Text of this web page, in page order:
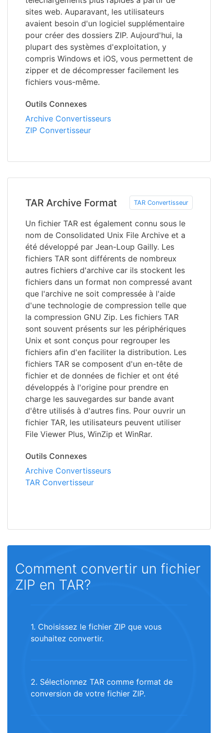
sites web. Auparavant, les utilisateurs
avaient besoin d'un logiciel supplémentaire
pour créer des dossiers ZIP. Aujourd'hui, la
plupart des systèmes d'exploitation, y
compris Windows et iOS, vous permettent de
zipper et de décompresser facilement les
fichiers vous-même.
Outils Connexes
Archive Convertisseurs
ZIP Convertisseur
TAR Archive Format TAR Convertisseur
Un fichier TAR est également connu sous le
nom de Consolidated Unix File Archive et a
été développé par Jean-Loup Gailly. Les
fichiers TAR sont différents de nombreux
autres fichiers d'archive car ils stockent les
fichiers dans un format non compressé avant
que l'archive ne soit compressée à l'aide
d'une technologie de compression telle que
la compression GNU Zip. Les fichiers TAR
sont souvent présents sur les périphériques
Unix et sont conçus pour regrouper les
fichiers afin d'en faciliter la distribution. Les
fichiers TAR se composent d'un en-tête de
fichier et de données de fichier et ont été
développés à l'origine pour prendre en
charge les sauvegardes sur bande avant
d'être utilisés à d'autres fins. Pour ouvrir un
fichier TAR, les utilisateurs peuvent utiliser
File Viewer Plus, WinZip et WinRar.
Outils Connexes
Archive Convertisseurs
TAR Convertisseur
Comment convertir un fichier
ZIP en TAR?
1. Choisissez le fichier ZIP que vous
souhaitez convertir.
2. Sélectionnez TAR comme format de
conversion de votre fichier ZIP.